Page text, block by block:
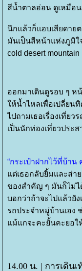
สีน้ำตาลอ่อน ดูเหมือ
นึกแล้วก็แอบเสียดาย
มันเป็นสีหน้าแห่งภูมิ
cold desert
ออกมาเดินดูรอบ ๆ
ห้น้ำไหลเพื่อเปลี่ยน
ไปถามเธอเรื่องเที่ย
เป็นนักท่องเที่ยวประ
“กระเป๋าฝากไว้ที่บ้า
ต่เธอกลับยิ้มและส่าย
ของสำคัญ ๆ มันก็ไม่ไ
บอกว่าถ้าจะไปแล้วยั
รถประจำหมู่บ้านเอง
ม้แกจะคะยั้นคะยอใ
14.00 น. | การเดินเ